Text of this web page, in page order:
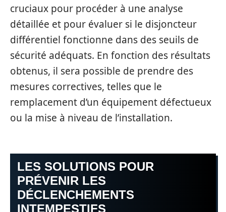
cruciaux pour procéder à une analyse
détaillée et pour évaluer si le disjoncteur
différentiel fonctionne dans des seuils de
sécurité adéquats. En fonction des résultats
obtenus, il sera possible de prendre des
mesures correctives, telles que le
remplacement d’un équipement défectueux
ou la mise à niveau de l’installation.
LES SOLUTIONS POUR
PRÉVENIR LES
DÉCLENCHEMENTS
INTEMPESTIFS